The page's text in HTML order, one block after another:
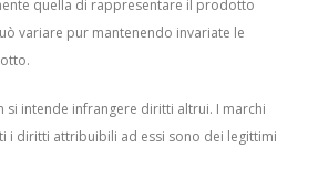
quella di rappresentare il prodotto
variare pur mantenendo invariate le
si intende infrangere diritti altrui. I marchi
i diritti attribuibili ad essi sono dei legittimi